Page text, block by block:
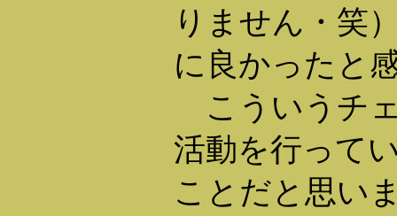
りません・笑
に良かったと
こういうチ
活動を行って
ことだと思い